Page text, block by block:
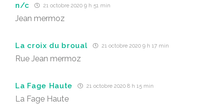
n/c 21 octobre 2020 9 h 51 min
Jean mermoz
La croix du broual 21 octobre 2020 9 h 17 min
Rue Jean mermoz
La Fage Haute 21 octobre 2020 8 h 15 min
La Fage Haute